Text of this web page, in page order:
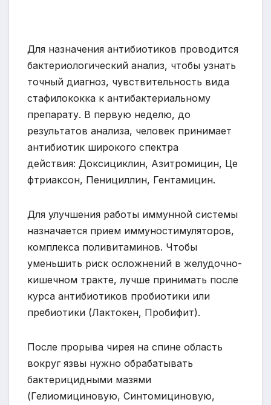
Для назначения антибиотиков проводится
бактериологический анализ, чтобы узнать
точный диагноз, чувствительность вида
стафилококка к антибактериальному
препарату. В первую неделю, до
результатов анализа, человек принимает
антибиотик широкого спектра
действия: Доксициклин, Азитромицин, Це
фтриаксон, Пенициллин, Гентамицин.
Для улучшения работы иммунной системы
назначается прием иммуностимуляторов,
комплекса поливитаминов. Чтобы
уменьшить риск осложнений в желудочно-
кишечном тракте, лучше принимать после
курса антибиотиков пробиотики или
пребиотики (Лактокен, Пробифит).
После прорыва чирея на спине область
вокруг язвы нужно обрабатывать
бактерицидными мазями
(Гелиомициновую, Синтомициновую,